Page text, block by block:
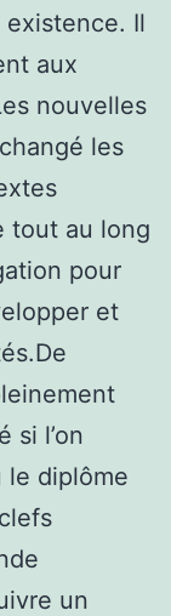
Il
aux
nouvelles
les
tout au long
pour
et
si l’on
le diplôme
un